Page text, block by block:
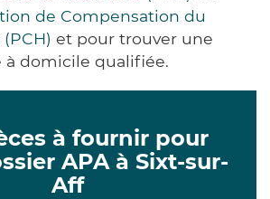
de Compensation du
et pour trouver une
à domicile qualifiée.
à fournir pour
APA à Sixt-sur-
Aff